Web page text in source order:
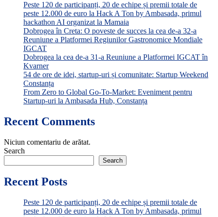
Peste 120 de participanți, 20 de echipe și premii totale de
peste 12.000 de euro la Hack A Ton by Ambasada, primul
hackathon AI organizat la Mamaia
Dobrogea în Creta: O poveste de succes la cea de-a 32-a
Reuniune a Platformei Regiunilor Gastronomice Mondiale
IGCAT
Dobrogea la cea de-a 31-a Reuniune a Platformei IGCAT în
Kvarner
54 de ore de idei, startup-uri și comunitate: Startup Weekend
Constanța
From Zero to Global Go-To-Market: Eveniment pentru
Startup-uri la Ambasada Hub, Constanța
Recent Comments
Niciun comentariu de arătat.
Search
Search
Recent Posts
Peste 120 de participanți, 20 de echipe și premii totale de
peste 12.000 de euro la Hack A Ton by Ambasada, primul